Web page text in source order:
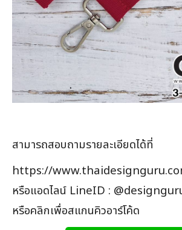
สามารถสอบถามรายละเอียดได้ที่
https://
หรือแอดไลน์ LineID :
หรือคลิกเพื่อสแกนคิวอาร์โค้ด